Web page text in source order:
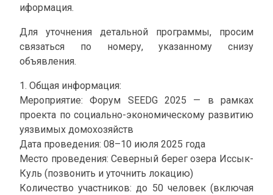
иформация.
Для уточнения детальной программы, просим
связаться по номеру, указанному снизу
объявления.
1. Общая информация:
Мероприятие: Форум SEEDG 2025 — в рамках
проекта по социально-экономическому развитию
уязвимых домохозяйств
Дата проведения: 08–10 июля 2025 года
Место проведения: Северный берег озера Иссык-
Куль (позвонить и уточнить локацию)
Количество участников: до 50 человек (включая